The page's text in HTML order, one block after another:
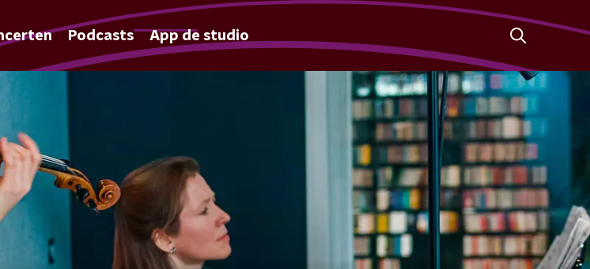
Podcasts App de studio